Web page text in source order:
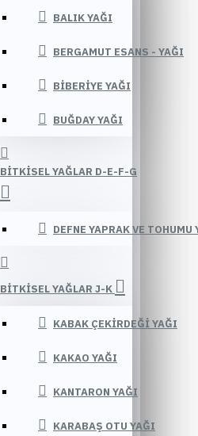
BALIK YAĞI
BERGAMUT ESANS - YAĞI
BIBERIYE YAĞI
BUĞDAY YAĞI
BITKISEL YAĞLAR D-E-F-G
DEFNE YAPRAK VE TOHUMU
BITKISEL YAĞLAR J-K
KABAK ÇEKIRDEĞI YAĞI
KAKAO YAĞI
KANTARON YAĞI
KARABAŞ OTU YAĞI